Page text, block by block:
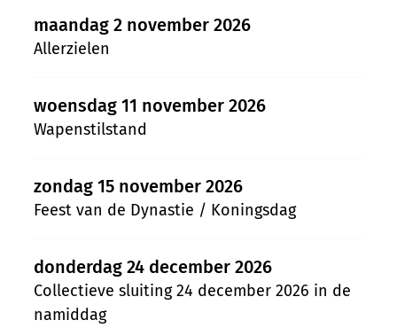
maandag 2 november 2026
Allerzielen
woensdag 11 november 2026
Wapenstilstand
zondag 15 november 2026
Feest van de Dynastie / Koningsdag
donderdag 24 december 2026
Collectieve sluiting 24 december 2026 in de
namiddag